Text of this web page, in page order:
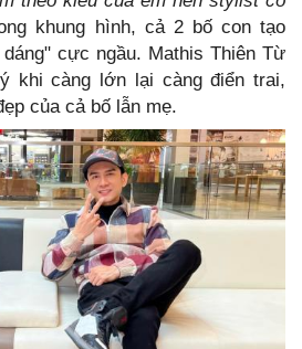
khung hình, cả 2 bố con tạo
cực ngầu. Mathis Thiên Từ
khi càng lớn lại càng điển trai,
của cả bố lẫn mẹ.